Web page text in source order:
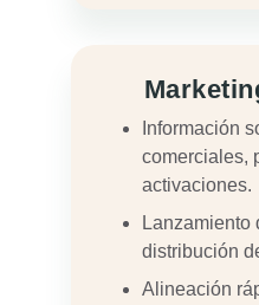
Información
comerciales,
activaciones.
Lanzamiento
distribución
Alineación